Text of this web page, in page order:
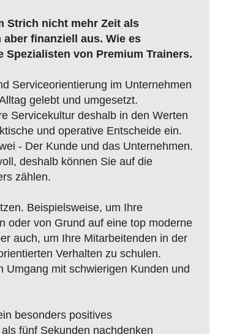
Strich nicht mehr Zeit als
finanziell aus. Wie es
von Premium Trainers.
Serviceorientierung im Unternehmen
gelebt und umgesetzt.
Servicekultur deshalb in den Werten
und operative Entscheide ein.
- Der Kunde und das Unternehmen.
deshalb können Sie auf die
zählen.
Beispielsweise, um Ihre
oder von Grund auf eine top moderne
auch, um Ihre Mitarbeitenden in der
Verhalten zu schulen.
Umgang mit schwierigen Kunden und
besonders positives
fünf Sekunden nachdenken